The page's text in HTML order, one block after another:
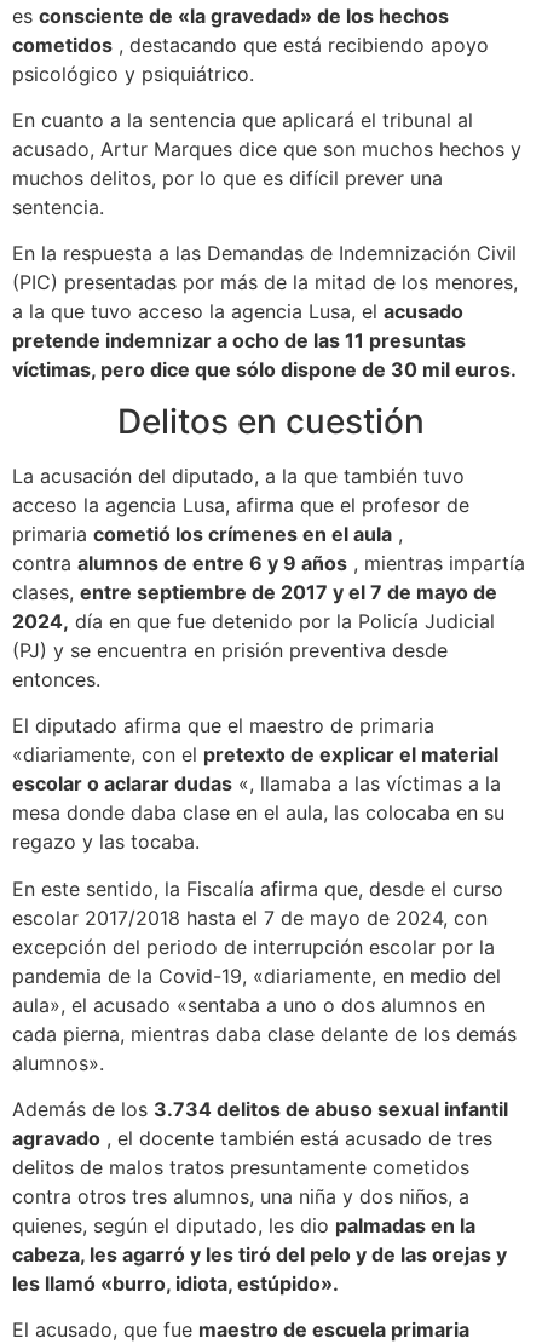
es consciente de «la gravedad» de los hechos
cometidos , destacando que está recibiendo apoyo
psicológico y psiquiátrico.
En cuanto a la sentencia que aplicará el tribunal al
acusado, Artur Marques dice que son muchos hechos y
muchos delitos, por lo que es difícil prever una
sentencia.
En la respuesta a las Demandas de Indemnización Civil
(PIC) presentadas por más de la mitad de los menores,
a la que tuvo acceso la agencia Lusa, el acusado
pretende indemnizar a ocho de las 11 presuntas
víctimas, pero dice que sólo dispone de 30 mil euros.
Delitos en cuestión
La acusación del diputado, a la que también tuvo
acceso la agencia Lusa, afirma que el profesor de
primaria cometió los crímenes en el aula ,
contra alumnos de entre 6 y 9 años , mientras impartía
clases, entre septiembre de 2017 y el 7 de mayo de
2024, día en que fue detenido por la Policía Judicial
(PJ) y se encuentra en prisión preventiva desde
entonces.
El diputado afirma que el maestro de primaria
«diariamente, con el pretexto de explicar el material
escolar o aclarar dudas «, llamaba a las víctimas a la
mesa donde daba clase en el aula, las colocaba en su
regazo y las tocaba.
En este sentido, la Fiscalía afirma que, desde el curso
escolar 2017/2018 hasta el 7 de mayo de 2024, con
excepción del periodo de interrupción escolar por la
pandemia de la Covid-19, «diariamente, en medio del
aula», el acusado «sentaba a uno o dos alumnos en
cada pierna, mientras daba clase delante de los demás
alumnos».
Además de los 3.734 delitos de abuso sexual infantil
agravado , el docente también está acusado de tres
delitos de malos tratos presuntamente cometidos
contra otros tres alumnos, una niña y dos niños, a
quienes, según el diputado, les dio palmadas en la
cabeza, les agarró y les tiró del pelo y de las orejas y
les llamó «burro, idiota, estúpido».
El acusado, que fue maestro de escuela primaria